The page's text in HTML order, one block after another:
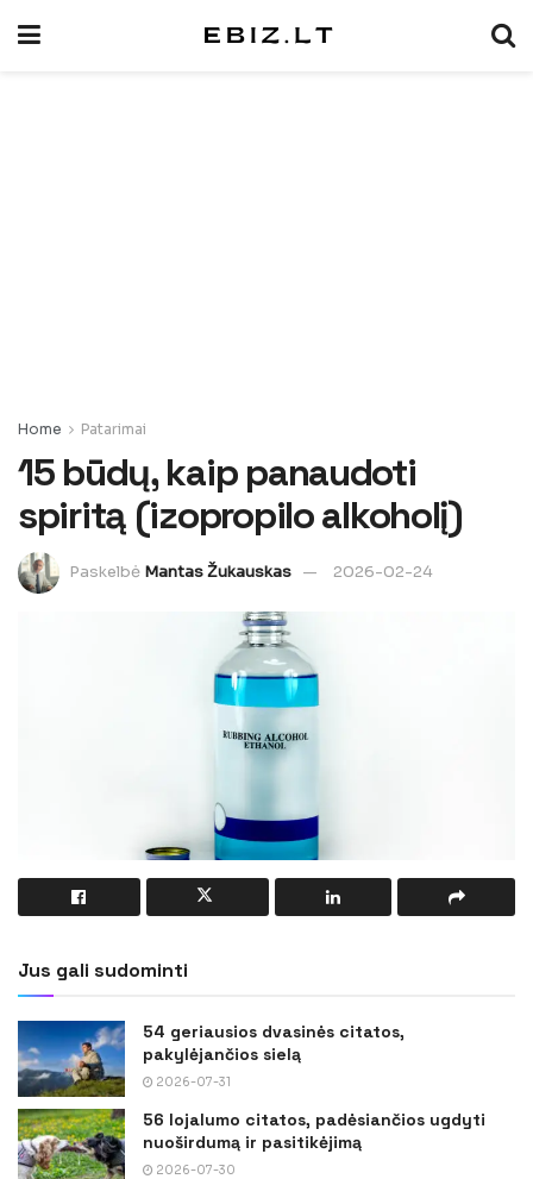
Home Patarimai
15 būdų, kaip panaudoti
spiritą (izopropilo alkoholį)
Paskelbė Mantas Žukauskas 2026-02-24
Jus gali sudominti
54 geriausios dvasinės citatos,
pakylėjančios sielą
2026-07-31
56 lojalumo citatos, padėsiančios ugdyti
nuoširdumą ir pasitikėjimą
2026-07-30